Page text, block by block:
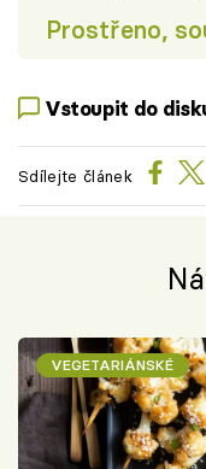
Prostřeno,
Vstoupit do
Sdílejte článek
VEGETARIÁNSKÉ